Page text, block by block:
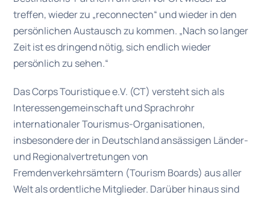
treffen, wieder zu „reconnecten“ und wieder in den
persönlichen Austausch zu kommen. „Nach so langer
Zeit ist es dringend nötig, sich endlich wieder
persönlich zu sehen.“
Das Corps Touristique e.V. (CT) versteht sich als
Interessengemeinschaft und Sprachrohr
internationaler Tourismus-Organisationen,
insbesondere der in Deutschland ansässigen Länder-
und Regionalvertretungen von
Fremdenverkehrsämtern (Tourism Boards) aus aller
Welt als ordentliche Mitglieder. Darüber hinaus sind